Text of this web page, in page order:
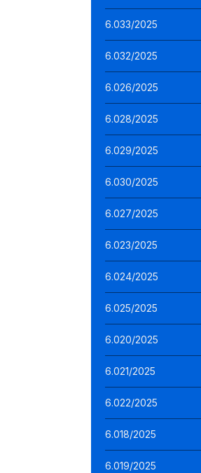
6.033/2025
6.032/2025
6.026/2025
6.028/2025
6.029/2025
6.030/2025
6.027/2025
6.023/2025
6.024/2025
6.025/2025
6.020/2025
6.021/2025
6.022/2025
6.018/2025
6.019/2025